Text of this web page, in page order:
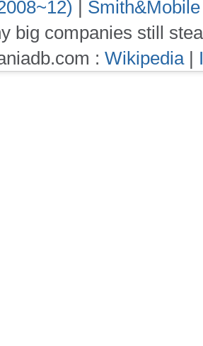
big companies still
: Wikipedia|